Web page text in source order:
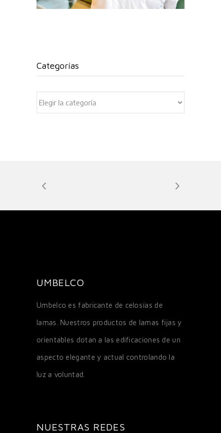
Categorías
UMBELCO
Umbelco es fabricante de celosías de
lamas. Nuestros productos de lamas fijas y
orientables dotan a las edificaciones de un
aspecto elegante y actual controlando la
luz a voluntad.
NUESTRAS REDES